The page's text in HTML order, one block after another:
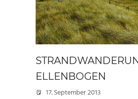
ELLENBOGEN
17. September 2013